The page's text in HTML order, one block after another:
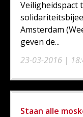
23-03-2016 |
Veiligheidspact
Amsterdam
geven de...
Staan alle